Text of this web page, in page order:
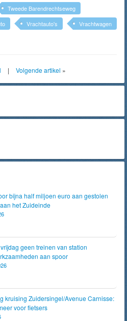
Tweede Barendrechtseweg
Vrachtauto's
Vrachtwagen
| Volgende artikel »
bijna half miljoen euro aan gestolen
het Zuideinde
geen treinen van station
aan spoor
kruising Zuidersingel/Avenue Carnisse:
voor fietsers